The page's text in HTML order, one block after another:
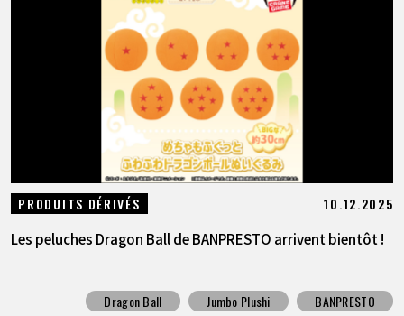
PRODUITS DÉRIVÉS 10.12.2025
Les peluches Dragon Ball de BANPRESTO arrivent bientôt !
Dragon Ball Jumbo Plushi
BANPRESTO